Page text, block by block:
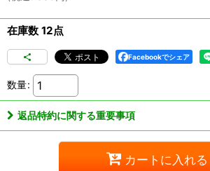
在庫数 12点
Facebookでシェア
数量:
返品特約に関する重要事項
カートに入れる